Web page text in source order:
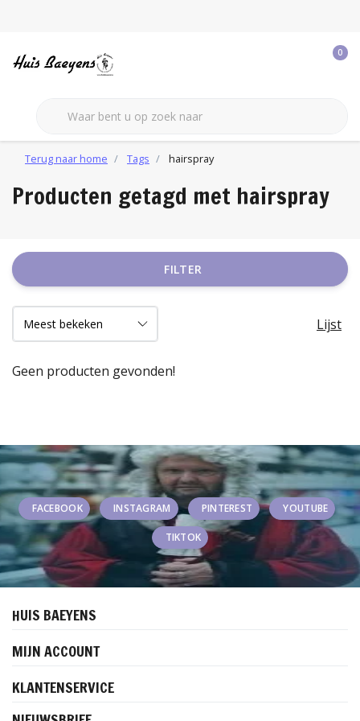
0
Terug naar home Tags hairspray
Producten getagd met hairspray
FILTER
Lijst
Geen producten gevonden!
FACEBOOK INSTAGRAM PINTEREST YOUTUBE
TIKTOK
HUIS BAEYENS
MIJN ACCOUNT
KLANTENSERVICE